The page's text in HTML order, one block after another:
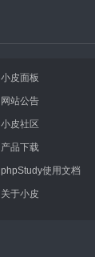
小皮面板
网站公告
小皮社区
产品下载
phpStudy使用文档
关于小皮